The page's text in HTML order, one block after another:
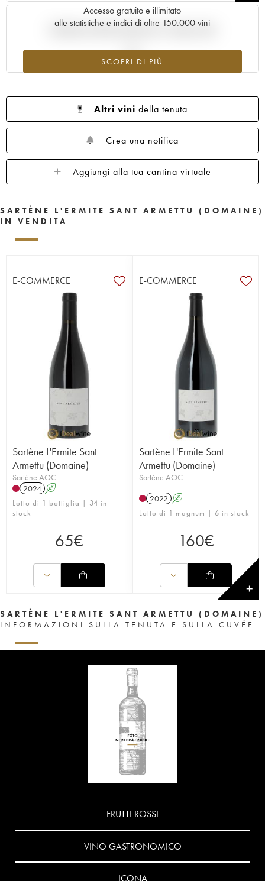
Accesso gratuito e illimitato
alle statistiche e indici di oltre 150.000 vini
SCOPRI DI PIÙ
Andamento della quotazione in tempo reale
Altri vini della tenuta
Crea una notifica
Aggiungi alla tua cantina virtuale
SARTÈNE L'ERMITE SANT ARMETTU (DOMAINE)
IN VENDITA
E-COMMERCE
Sartène L'Ermite Sant
Armettu (Domaine)
Sartène AOC
2024 A
Lotto di 1 bottiglia | 34 in
stock
65€
E-COMMERCE
Sartène L'Ermite Sant
Armettu (Domaine)
Sartène AOC
2022 A
Lotto di 1 magnum | 6 in stock
160€
✕
SARTÈNE L'ERMITE SANT ARMETTU (DOMAINE)
INFORMAZIONI SULLA TENUTA E SULLA CUVÉE
FRUTTI ROSSI
VINO GASTRONOMICO